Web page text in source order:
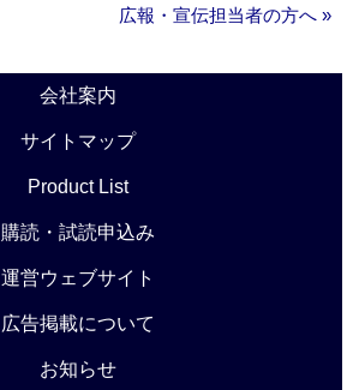
広報・宣伝担当者の方へ »
会社案内
サイトマップ
Product List
購読・試読申込み
運営ウェブサイト
広告掲載について
お知らせ